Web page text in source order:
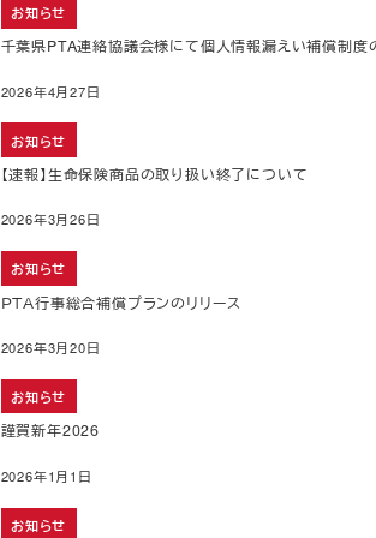
お知らせ
千葉県PTA連絡協議会様にて個人情報漏えい補償制度
2026年4月27日
お知らせ
【速報】生命保険商品の取り扱い終了について
2026年3月26日
お知らせ
ＰＴＡ行事総合補償プランのリリース
2026年3月20日
お知らせ
謹賀新年2026
2026年1月1日
お知らせ